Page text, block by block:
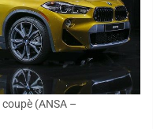
coupè (ANSA –